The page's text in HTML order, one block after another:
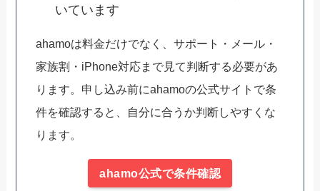
いています
ahamoは料金だけでなく、サポート・メール・
家族割・iPhone対応まで見て判断する必要があ
ります。申し込み前にahamoの公式サイトで条
件を確認すると、自分に合うか判断しやすくな
ります。
ahamo公式で条件確認